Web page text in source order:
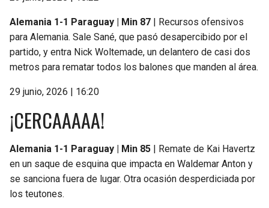
Alemania 1-1 Paraguay | Min 87
| Recursos ofensivos
para Alemania. Sale Sané, que pasó desapercibido por el
partido, y entra Nick Woltemade, un delantero de casi dos
metros para rematar todos los balones que manden al área.
29 junio, 2026 | 16:20
¡CERCAAAAA!
Alemania 1-1 Paraguay | Min 85
| Remate de Kai Havertz
en un saque de esquina que impacta en Waldemar Anton y
se sanciona fuera de lugar. Otra ocasión desperdiciada por
los teutones.